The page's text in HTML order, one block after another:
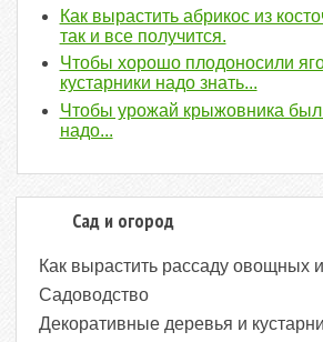
Как вырастить абрикос из
так и все получится.
Чтобы хорошо плодоносили
кустарники надо знать...
Чтобы урожай крыжовника
надо...
Сад и огород
Как вырастить рассаду овощных
Садоводство
Декоративные деревья и